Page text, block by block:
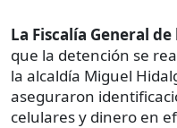
La Fiscalía General de
que la detención se
la alcaldía Miguel
aseguraron
celulares y dinero en